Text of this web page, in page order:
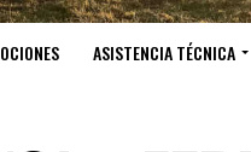
ASISTENCIA TÉCNICA